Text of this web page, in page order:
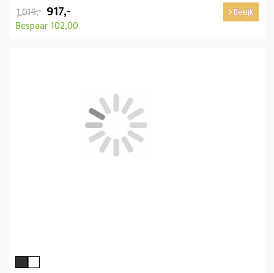
1.019,- 917,-
Bespaar 102,00
Bekijk